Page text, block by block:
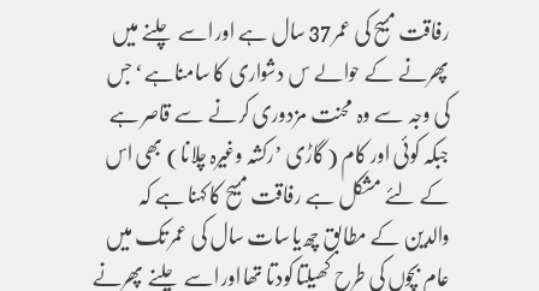
رفاقت مسیح کی عمر 37 سال ہے اور اسے چلنے میں
پھرنے کے حوالے س دشواری کا سامناہے‘ جس
کی وجہ سے وہ محنت مزدوری کرنے سے قاصر ہے
جبکہ کوئی اور کام (گاڑی ’رکشہ وغیرہ چلانا) بھی اس
کے لئے مشکل ہے رفاقت مسیح کا کہنا ہے کہ
والدین کے مطابق چھ یا سات سال کی عمر تک میں
عام بچوں کی طرح کھیلتا کودتا تھا اور اسے چلنے پھرنے